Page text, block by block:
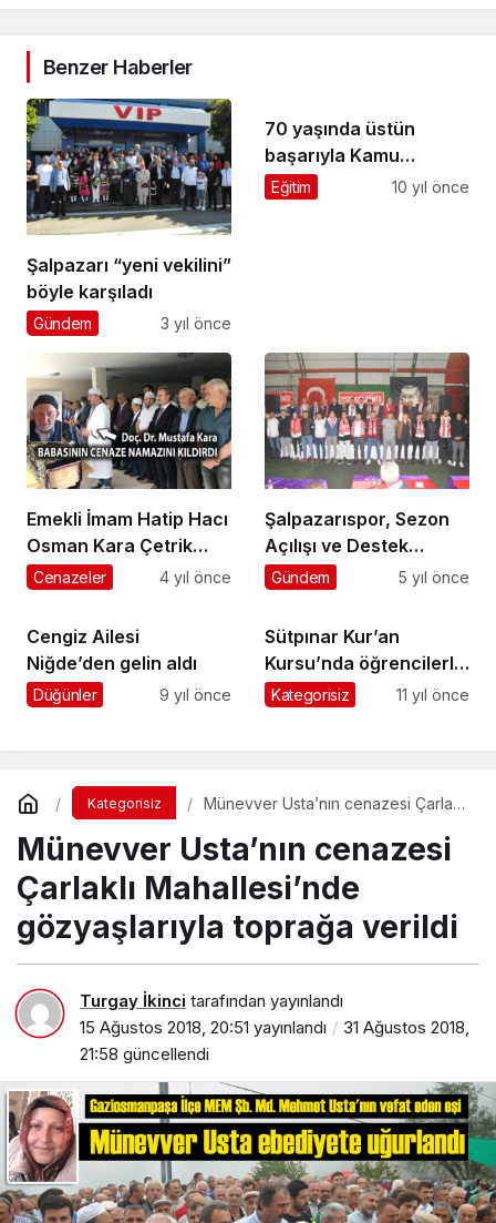
Benzer Haberler
Şalpazarı “yeni vekilini”
böyle karşıladı
Gündem 3 yıl önce
70 yaşında üstün
başarıyla Kamu
Yönetimini bitirdi
Eğitim 10 yıl önce
Emekli İmam Hatip Hacı
Osman Kara Çetrik
Mahallesi’nde son
Cenazeler 4 yıl önce
Şalpazarıspor, Sezon
Açılışı ve Destek
Gecesi’nde
Gündem 5 yıl önce
Cengiz Ailesi
Niğde’den gelin aldı
Düğünler 9 yıl önce
Sütpınar Kur’an
Kursu’nda öğrencilerle
iftar
Kategorisiz 11 yıl önce
Kategorisiz
Münevver Usta’nın cenazesi Çarlaklı
verildi
Münevver Usta’nın cenazesi
Çarlaklı Mahallesi’nde
gözyaşlarıyla toprağa verildi
Turgay İkinci tarafından yayınlandı
15 Ağustos 2018, 20:51 yayınlandı
31 Ağustos 2018,
21:58 güncellendi